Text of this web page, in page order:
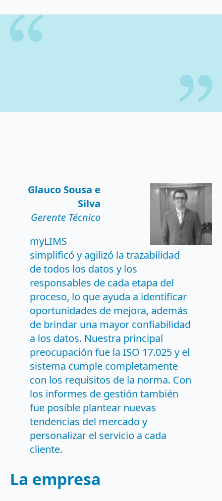
Glauco Sousa e
Silva
Gerente Técnico
myLIMS
simplificó y agilizó la trazabilidad
de todos los datos y los
responsables de cada etapa del
proceso, lo que ayuda a identificar
oportunidades de mejora, además
de brindar una mayor confiabilidad
a los datos. Nuestra principal
preocupación fue la ISO 17.025 y el
sistema cumple completamente
con los requisitos de la norma. Con
los informes de gestión también
fue posible plantear nuevas
tendencias del mercado y
personalizar el servicio a cada
cliente.
La empresa